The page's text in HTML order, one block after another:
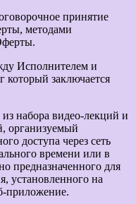
принятие
методами
Исполнителем и
который заключается
набора видео-лекций и
организуемый
доступа через сеть
времени или в
предназначенного для
установленного на
приложение.